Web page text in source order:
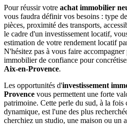
Pour réussir votre achat immobilier
vous faudra définir vos besoins : type
pièces, proximité des transports,
le cadre d'un investissement locatif,
estimation de votre rendement locatif
N'hésitez pas à vous faire
immobilier de confiance pour
Aix-en-Provence.
Les opportunités d'investissement
Provence vous permettent une forte
patrimoine. Cette perle du sud, à la fois
dynamique, est l'une des plus
cherchiez un studio, une maison ou un